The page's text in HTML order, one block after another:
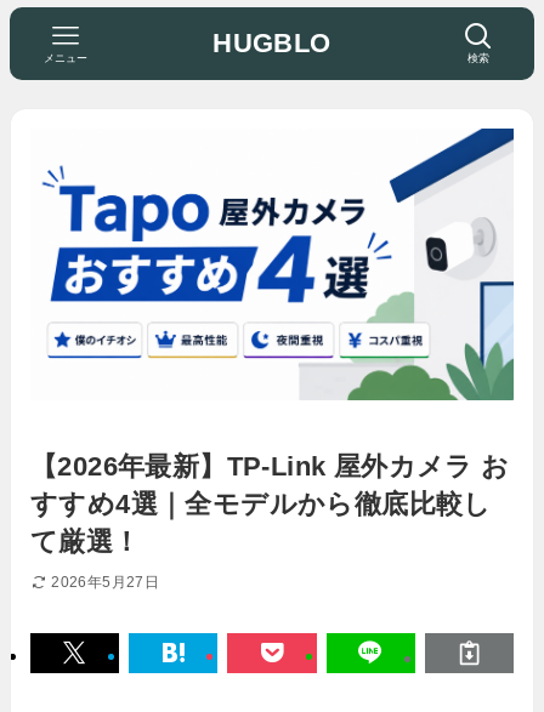
HUGBLO 検索
メニュー
【2026年最新】TP-Link 屋外カメラ お
すすめ4選｜全モデルから徹底比較し
て厳選！
2026年5月27日